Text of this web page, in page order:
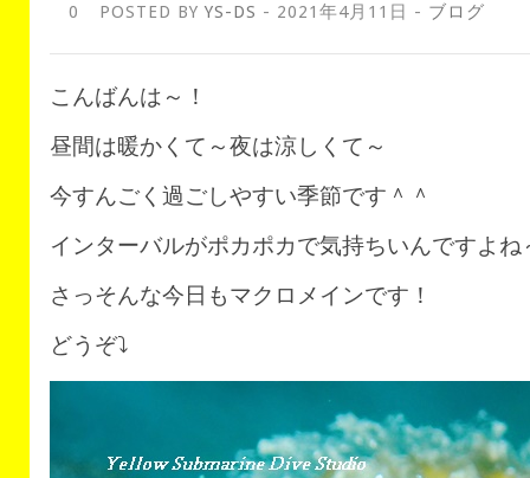
0 POSTED BY YS-DS - 2021年4月11日 - ブログ
こんばんは～！
昼間は暖かくて～夜は涼しくて～
今すんごく過ごしやすい季節です＾＾
インターバルがポカポカで気持ちいんですよね
さっそんな今日もマクロメインです！
どうぞ⤵